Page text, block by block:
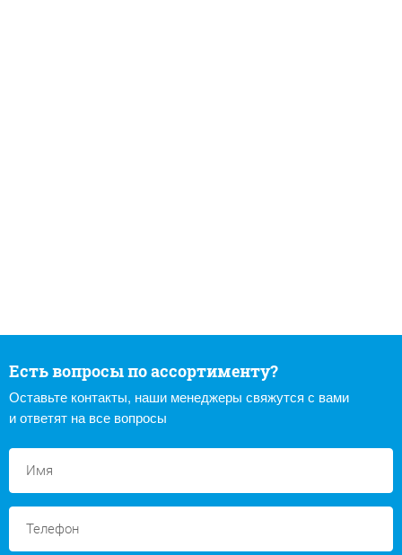
Есть вопросы по ассортименту?
Оставьте контакты, наши менеджеры свяжутся с вами
и ответят на все вопросы